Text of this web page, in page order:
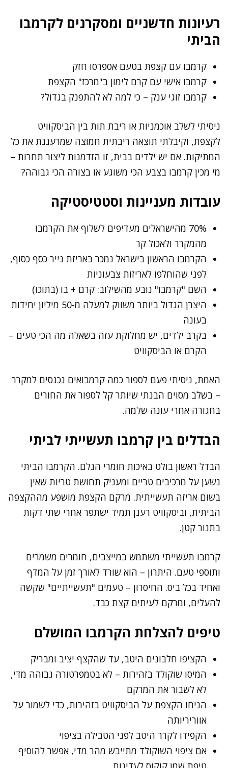
רעיונות חדשניים ומסקרנים לקרמבו
הביתי
קרמבו עם קצפת בטעם אספרסו חזק
קרמבו אישי עם קרם לימון ב"מרכז" הקצפת
קרמבו זוגי ענק – כי למה לא להתפנק בגדול?
ניסיתי לשלב אוכמניות או ריבת תות בין הביסקוויט
לקצפת, וקיבלתי תוצאה ריבתית חמוצה שמרעננת את כל
המתיקות. אם יש ילדים בבית, זו הזדמנות ליצור תחרות –
מי מכין קרמבו בצבע הכי משוגע או בצורה הכי גבוהה?
עובדות מעניינות וסטטיסטיקה
70% מהישראלים מעדיפים לשלוף את הקרמבו
מהמקרר ולאכול קר
הקרמבו הראשון בישראל נמכר באריזת נייר כסף כסוף,
לפני שהוחלפו לאריזות צבעוניות
השם "קרמבו" נובע מהשילוב: קרם + בו (בתוכו)
היצרן הגדול ביותר משווק למעלה מ-50 מיליון יחידות
בעונה
בקרב ילדים, יש מחלוקת עזה בשאלה מה הכי טעים –
הקרם או הביסקוויט
האמת, ניסיתי פעם לספור כמה קרמבואים נכנסים למקרר
– בשלב מסוים הבנתי שיותר קל לספור את החורים
בחגורה אחרי עונה שלמה.
הבדלים בין קרמבו תעשייתי לביתי
הבדל ראשון בולט באיכות חומרי הגלם. הקרמבו הביתי
נשען על מרכיבים טריים ומעניק תחושת טריות שאין
בשום אריזה תעשייתית. מרקם הקצפת מושפע מההקצפה
הביתית, וביסקוויט רענן תמיד ישתפר אחרי שתי דקות
בתנור קטן.
קרמבו תעשייתי משתמש במייצבים, חומרים משמרים
ותוספי טעם. היתרון – הוא שורד לאורך זמן על המדף
ואחיד בכל ביס. החיסרון – טעמים "תעשייתיים" שקשה
להעלים, ומרקם לעיתים קצת כבד.
טיפים להצלחת הקרמבו המושלם
הקציפו חלבונים היטב, עד שהקצף יציב ומבריק
המיסו שוקולד בזהירות – לא בטמפרטורה גבוהה מדי,
לא לשבור את המרקם
הניחו הקצפת על הביסקוויט בזהירות, כדי לשמור על
אווריריותה
הקפידו לקרר היטב לפני הטבילה בציפוי
אם ציפוי השוקולד מתייבש מהר מדי, אפשר להוסיף